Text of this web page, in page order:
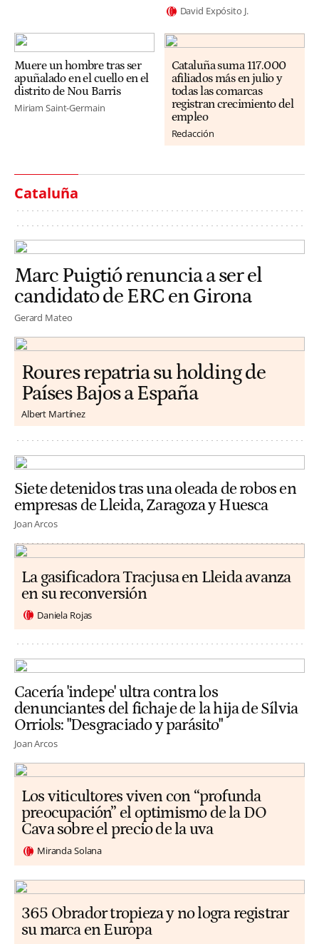
David Expósito J.
Muere un hombre tras ser
apuñalado en el cuello en el
distrito de Nou Barris
Miriam Saint-Germain
Cataluña suma 117.000
afiliados más en julio y
todas las comarcas
registran crecimiento del
empleo
Redacción
Cataluña
Marc Puigtió renuncia a ser el
candidato de ERC en Girona
Gerard Mateo
Roures repatria su holding de
Países Bajos a España
Albert Martínez
Siete detenidos tras una oleada de robos en
empresas de Lleida, Zaragoza y Huesca
Joan Arcos
La gasificadora Tracjusa en Lleida avanza
en su reconversión
Daniela Rojas
Cacería 'indepe' ultra contra los
denunciantes del fichaje de la hija de Sílvia
Orriols: "Desgraciado y parásito"
Joan Arcos
Los viticultores viven con “profunda
preocupación” el optimismo de la DO
Cava sobre el precio de la uva
Miranda Solana
365 Obrador tropieza y no logra registrar
su marca en Europa